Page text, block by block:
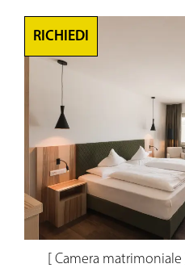
RICHIEDI
[ Camera matrimoniale